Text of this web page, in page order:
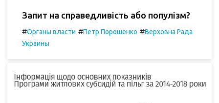
Запит на справедливість або популізм?
#Органы власти #Петр Порошенко #Верховна Рада
Украины